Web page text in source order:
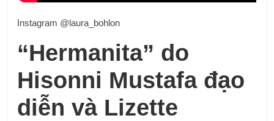
Instagram @laura_bohlon
“Hermanita” do
Hisonni Mustafa đạo
diễn và Lizette